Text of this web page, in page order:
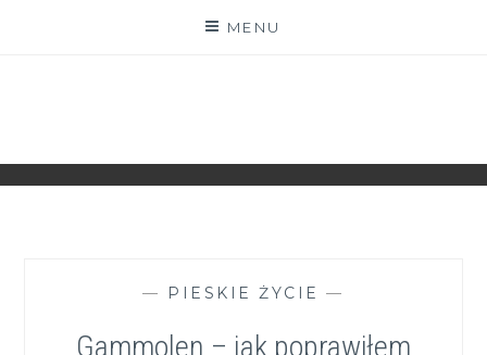
MENU
— PIESKIE ŻYCIE —
Gammolen – jak poprawiłem